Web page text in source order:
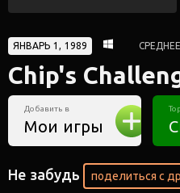
ЯНВАРЬ 1, 1989
Chip's
Добавить в
Мои игры
Не забудь поделиться с